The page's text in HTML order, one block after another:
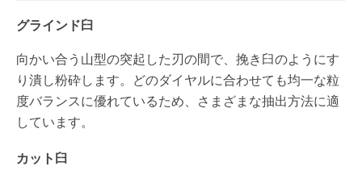
グラインド臼
向かい合う山型の突起した刃の間で、挽き臼のようにす
り潰し粉砕します。どのダイヤルに合わせても均一な粒
度バランスに優れているため、さまざまな抽出方法に適
しています。
カット臼